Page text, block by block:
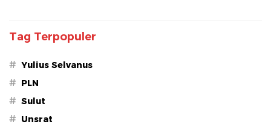
Tag Terpopuler
# Yulius Selvanus
# PLN
# Sulut
# Unsrat